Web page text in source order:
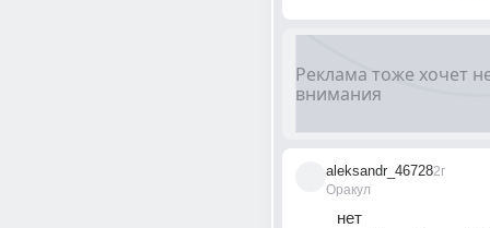
aleksandr_46728
Оракул
2г
нет